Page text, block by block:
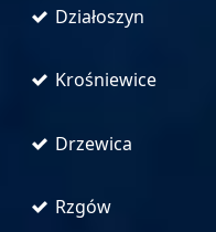
Działoszyn
Krośniewice
Drzewica
Rzgów